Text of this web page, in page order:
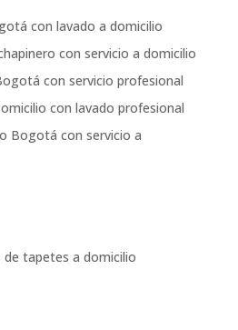
con lavado a domicilio
con servicio a domicilio
con servicio profesional
con lavado profesional
Bogotá con servicio a
de tapetes a domicilio